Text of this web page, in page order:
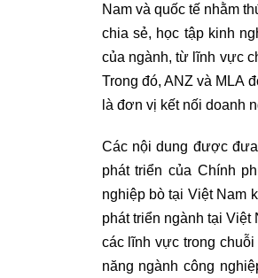
Nam và quốc tế nhằm
chia sẻ, học tập kinh
của ngành, từ lĩnh vực
Trong đó, ANZ và MLA
là đơn vị kết nối doanh
Các nội dung được
phát triển của Chính
nghiệp bò tại Việt Nam
phát triển ngành tại
các lĩnh vực trong
năng ngành công